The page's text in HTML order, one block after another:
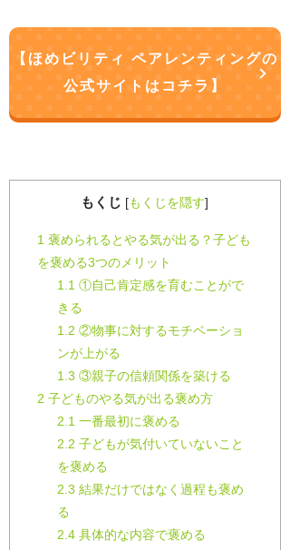
【ほめビリティ ペアレンティングの
公式サイトはコチラ】
もくじ [もくじを隠す]
1褒められるとやる気が出る？子ども
を褒める3つのメリット
1.1 ①自己肯定感を育むことがで
きる
1.2 ②物事に対するモチベーショ
ンが上がる
1.3 ③親子の信頼関係を築ける
2 子どものやる気が出る褒め方
2.1 一番最初に褒める
2.2 子どもが気付いていないこと
を褒める
2.3 結果だけではなく過程も褒め
る
2.4 具体的な内容で褒める